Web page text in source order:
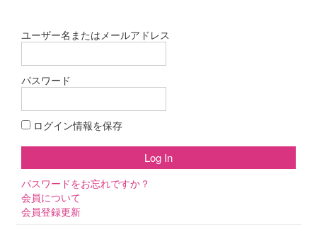
ユーザー名またはメールアドレス
パスワード
ログイン情報を保存
パスワードをお忘れですか？
会員について
会員登録更新